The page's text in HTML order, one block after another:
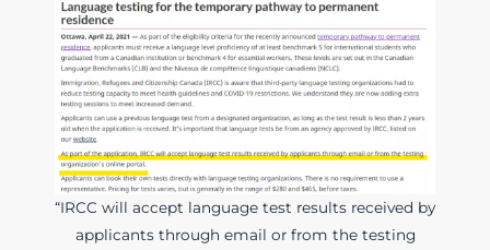
“IRCC will accept language test results received by
applicants through email or from the testing